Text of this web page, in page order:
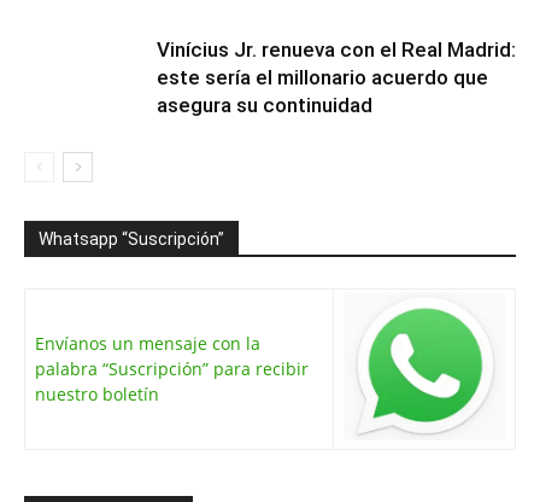
Vinícius Jr. renueva con el Real Madrid:
este sería el millonario acuerdo que
asegura su continuidad
Whatsapp “Suscripción”
Envíanos un mensaje con la
palabra “Suscripción” para recibir
nuestro boletín